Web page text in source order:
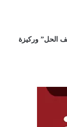
الحل” وركيزة